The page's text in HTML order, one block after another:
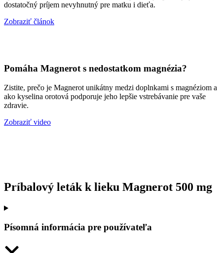
dostatočný príjem nevyhnutný pre matku i dieťa.
Zobraziť článok
Pomáha Magnerot s nedostatkom magnézia?
Zistite, prečo je Magnerot unikátny medzi doplnkami s magnéziom a
ako kyselina orotová podporuje jeho lepšie vstrebávanie pre vaše
zdravie.
Zobraziť video
Príbalový leták k lieku Magnerot 500 mg
Písomná informácia pre používateľa